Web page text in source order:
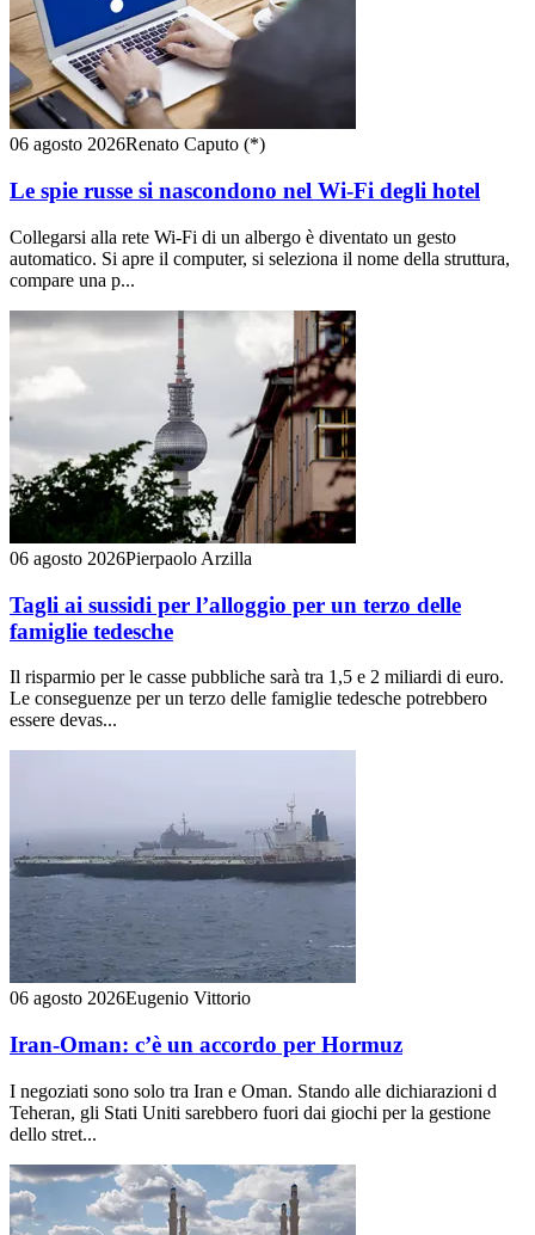
06 agosto 2026Renato Caputo (*)
Le spie russe si nascondono nel Wi-Fi degli hotel
Collegarsi alla rete Wi-Fi di un albergo è diventato un gesto
automatico. Si apre il computer, si seleziona il nome della struttura,
compare una p...
06 agosto 2026Pierpaolo Arzilla
Tagli ai sussidi per l’alloggio per un terzo delle
famiglie tedesche
Il risparmio per le casse pubbliche sarà tra 1,5 e 2 miliardi di euro.
Le conseguenze per un terzo delle famiglie tedesche potrebbero
essere devas...
06 agosto 2026Eugenio Vittorio
Iran-Oman: c’è un accordo per Hormuz
I negoziati sono solo tra Iran e Oman. Stando alle dichiarazioni d
Teheran, gli Stati Uniti sarebbero fuori dai giochi per la gestione
dello stret...